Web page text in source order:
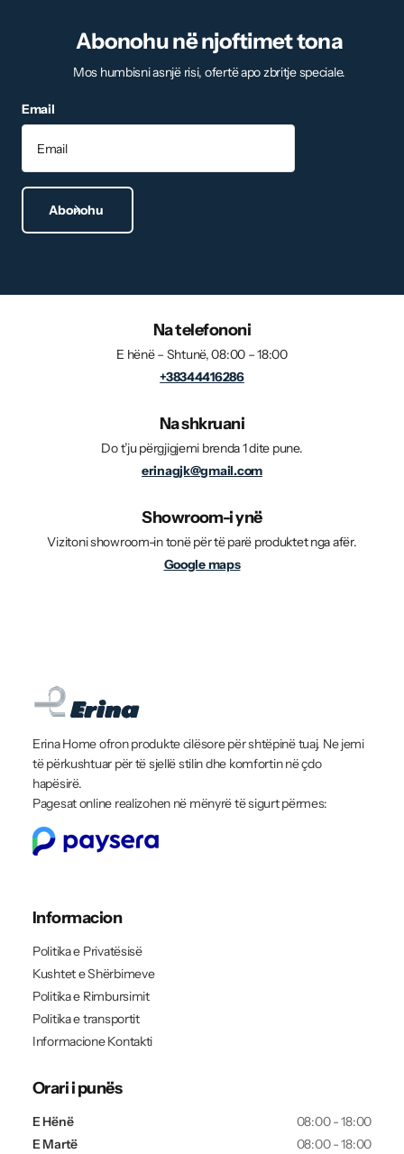
Abonohu në njoftimet tona
Mos humbisni asnjë risi, ofertë apo zbritje speciale.
Email
Abonohu
Na telefononi
E hënë – Shtunë, 08:00 – 18:00
+38344416286
Na shkruani
Do t’ju përgjigjemi brenda 1 dite pune.
erinagjk@gmail.com
Showroom-i ynë
Vizitoni showroom-in tonë për të parë produktet nga afër.
Google maps
Erina Home ofron produkte cilësore për shtëpinë tuaj. Ne jemi
të përkushtuar për të sjellë stilin dhe komfortin në çdo
hapësirë.
Pagesat online realizohen në mënyrë të sigurt përmes:
Informacion
Politika e Privatësisë
Kushtet e Shërbimeve
Politika e Rimbursimit
Politika e transportit
Informacione Kontakti
Orari i punës
E Hënë
08:00 - 18:00
E Martë
08:00 - 18:00